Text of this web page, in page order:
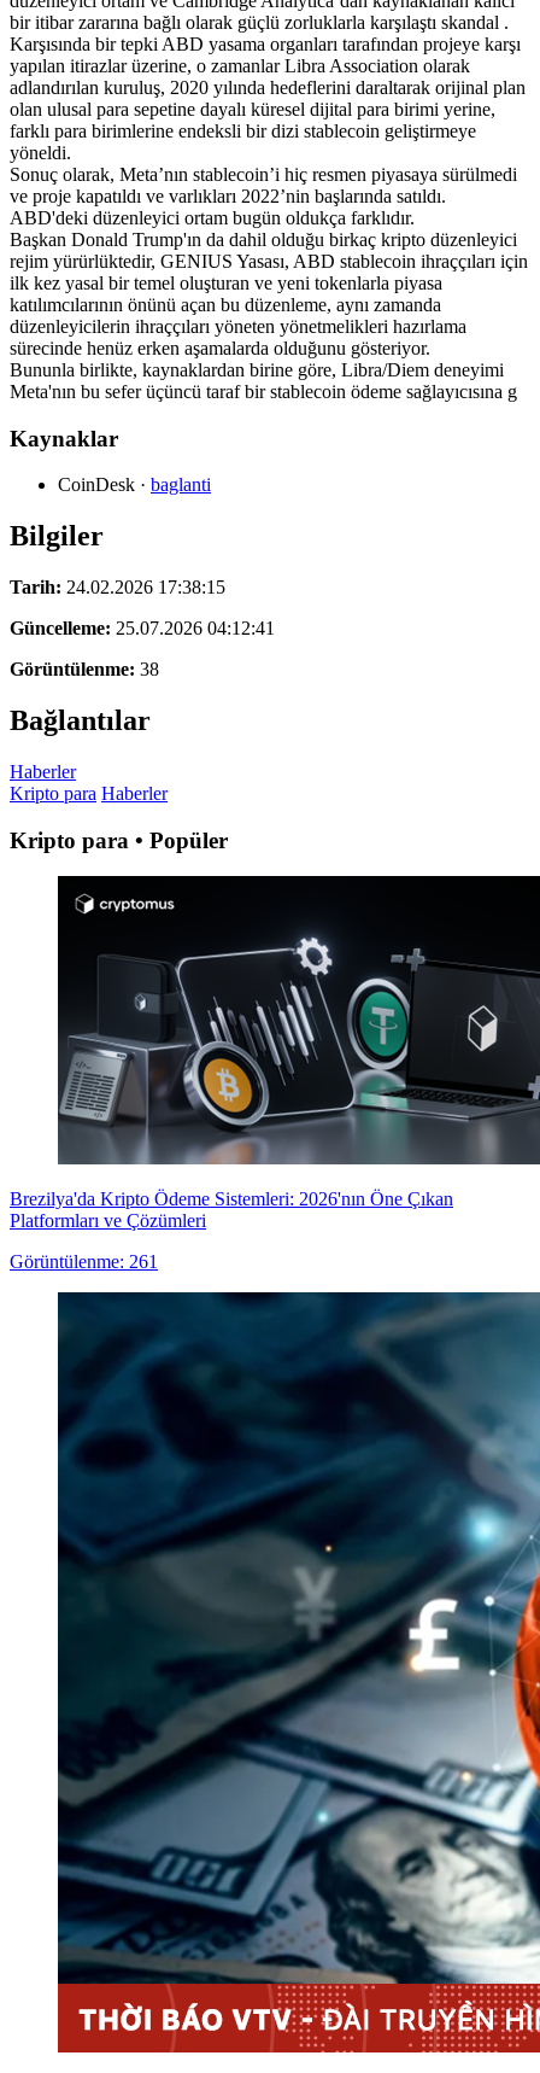
bir itibar zararına bağlı olarak güçlü zorluklarla karşılaştı skandal .
Karşısında bir tepki ABD yasama organları tarafından projeye karşı
yapılan itirazlar üzerine, o zamanlar Libra Association olarak
adlandırılan kuruluş, 2020 yılında hedeflerini daraltarak orijinal plan
olan ulusal para sepetine dayalı küresel dijital para birimi yerine,
farklı para birimlerine endeksli bir dizi stablecoin geliştirmeye
yöneldi.
Sonuç olarak, Meta’nın stablecoin’i hiç resmen piyasaya sürülmedi
ve proje kapatıldı ve varlıkları 2022’nin başlarında satıldı.
ABD'deki düzenleyici ortam bugün oldukça farklıdır.
Başkan Donald Trump'ın da dahil olduğu birkaç kripto düzenleyici
rejim yürürlüktedir, GENIUS Yasası, ABD stablecoin ihraççıları için
ilk kez yasal bir temel oluşturan ve yeni tokenlarla piyasa
katılımcılarının önünü açan bu düzenleme, aynı zamanda
düzenleyicilerin ihraççıları yöneten yönetmelikleri hazırlama
sürecinde henüz erken aşamalarda olduğunu gösteriyor.
Bununla birlikte, kaynaklardan birine göre, Libra/Diem deneyimi
Meta'nın bu sefer üçüncü taraf bir stablecoin ödeme sağlayıcısına g
Kaynaklar
CoinDesk · baglanti
Bilgiler
Tarih: 24.02.2026 17:38:15
Güncelleme: 25.07.2026 04:12:41
Görüntülenme: 38
Bağlantılar
Haberler
Kripto para Haberler
Kripto para • Popüler
Brezilya'da Kripto Ödeme Sistemleri: 2026'nın Öne Çıkan
Platformları ve Çözümleri
Görüntülenme: 261